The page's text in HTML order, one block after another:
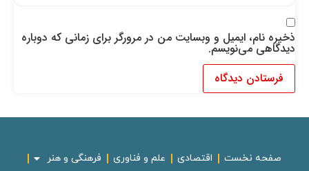
ذخیره نام، ایمیل و وبسایت من در مرورگر برای زمانی که دوباره
دیدگاهی می‌نویسم.
صفحه نخست اقتصادی علم و فناوری فرهنگی و هنر